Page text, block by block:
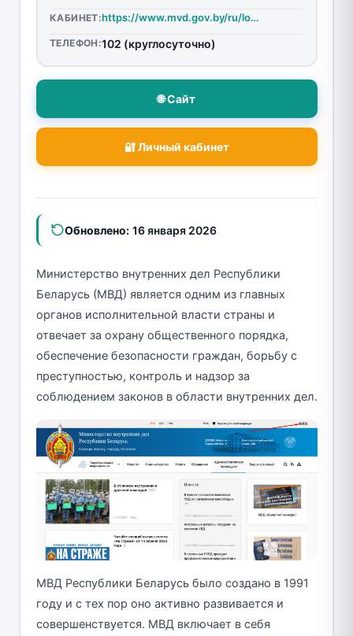
КАБИНЕТ: https://www.mvd.gov.by/ru/login
ТЕЛЕФОН:102 (круглосуточно)
🌐 Сайт
🔐 Личный кабинет
Обновлено: 16 января 2026
Министерство внутренних дел Республики
Беларусь (МВД) является одним из главных
органов исполнительной власти страны и
отвечает за охрану общественного порядка,
обеспечение безопасности граждан, борьбу с
преступностью, контроль и надзор за
соблюдением законов в области внутренних дел.
МВД Республики Беларусь было создано в 1991
году и с тех пор оно активно развивается и
совершенствуется. МВД включает в себя